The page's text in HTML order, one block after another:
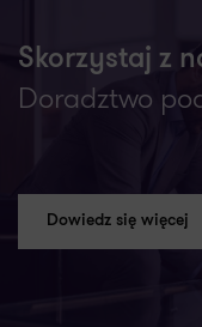
Skorzystaj z
Doradztwo
Dowiedz się więcej